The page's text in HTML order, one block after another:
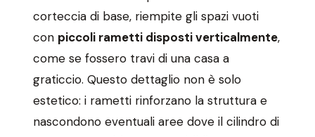
corteccia di base, riempite gli spazi vuoti
con piccoli rametti disposti verticalmente,
come se fossero travi di una casa a
graticcio. Questo dettaglio non è solo
estetico: i rametti rinforzano la struttura e
nascondono eventuali aree dove il cilindro di